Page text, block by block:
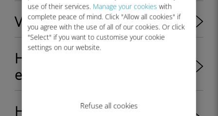
use of their services. Manage your cookies with
complete peace of mind. Click "Allow all cookies" if
you agree with the use of all of our cookies. Or click
"Select" if you want to customise your cookie
settings on our website.
Refuse all cookies
Veriler nasıl kaydedilir
Hangi Samsung cihazları
eSIM uyumludur?
Hangi Nokia cihazları eSIM